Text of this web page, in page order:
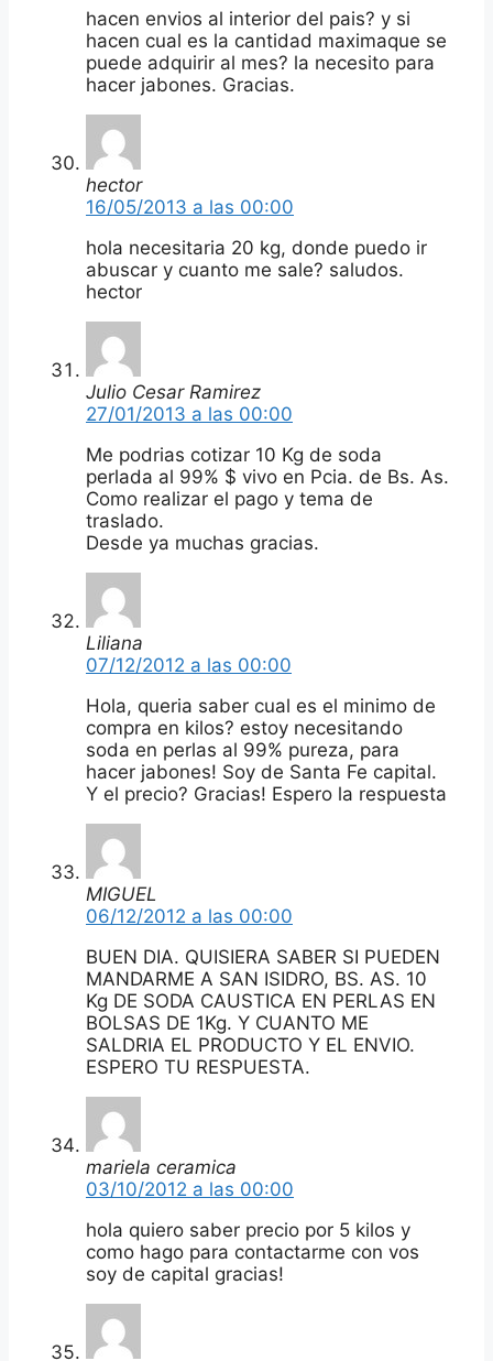
hacen envios al interior del pais? y si
hacen cual es la cantidad maximaque se
puede adquirir al mes? la necesito para
hacer jabones. Gracias.
hector
16/05/2013 a las 00:00
hola necesitaria 20 kg, donde puedo ir
abuscar y cuanto me sale? saludos.
hector
Julio Cesar Ramirez
27/01/2013 a las 00:00
Me podrias cotizar 10 Kg de soda
perlada al 99% $ vivo en Pcia. de Bs. As.
Como realizar el pago y tema de
traslado.
Desde ya muchas gracias.
Liliana
07/12/2012 a las 00:00
Hola, queria saber cual es el minimo de
compra en kilos? estoy necesitando
soda en perlas al 99% pureza, para
hacer jabones! Soy de Santa Fe capital.
Y el precio? Gracias! Espero la respuesta
MIGUEL
06/12/2012 a las 00:00
BUEN DIA. QUISIERA SABER SI PUEDEN
MANDARME A SAN ISIDRO, BS. AS. 10
Kg DE SODA CAUSTICA EN PERLAS EN
BOLSAS DE 1Kg. Y CUANTO ME
SALDRIA EL PRODUCTO Y EL ENVIO.
ESPERO TU RESPUESTA.
mariela ceramica
03/10/2012 a las 00:00
hola quiero saber precio por 5 kilos y
como hago para contactarme con vos
soy de capital gracias!